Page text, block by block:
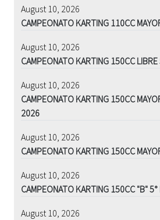
August 10, 2026
CAMPEONATO KARTING 110CC
August 10, 2026
CAMPEONATO KARTING 150CC
August 10, 2026
CAMPEONATO KARTING 150CC
2026
August 10, 2026
CAMPEONATO KARTING 150CC
August 10, 2026
CAMPEONATO KARTING 150CC "B"
August 10, 2026